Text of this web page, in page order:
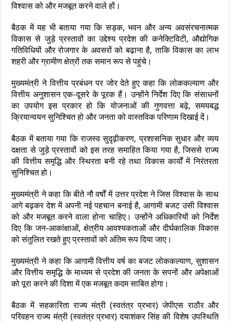
विश्वास को और मजबूत करने वाले हों।
बैठक में यह भी बताया गया कि सड़क, भवन और अन्य अवसंरचनात्मक
विकास से जुड़े प्रस्तावों का उद्देश्य प्रदेश की कनेक्टिविटी, औद्योगिक
गतिविधियों और रोजगार के अवसरों को बढ़ाना है, ताकि विकास का लाभ
शहरी और ग्रामीण क्षेत्रों तक समान रूप से पहुंचे।
मुख्यमंत्री ने वित्तीय प्रबंधन पर जोर देते हुए कहा कि लोककल्याण और
वित्तीय अनुशासन एक-दूसरे के पूरक हैं। उन्होंने निर्देश दिए कि संसाधनों
का उपयोग इस प्रकार हो कि योजनाओं की गुणवत्ता बढ़े, समयबद्ध
क्रियान्वयन सुनिश्चित हो और जनता को वास्तविक परिणाम दिखाई दें।
बैठक में बताया गया कि राजस्व सुदृढ़ीकरण, प्रशासनिक सुधार और व्यय
दक्षता से जुड़े प्रस्तावों को इस तरह समाहित किया गया है, जिससे राज्य
की वित्तीय समृद्धि और स्थिरता बनी रहे तथा विकास कार्यों में निरंतरता
सुनिश्चित हो।
मुख्यमंत्री ने कहा कि बीते नौ वर्षों में उत्तर प्रदेश ने जिस विश्वास के साथ
आगे बढ़कर देश में अपनी नई पहचान बनाई है, आगामी बजट उसी विश्वास
को और मजबूत करने वाला होना चाहिए। उन्होंने अधिकारियों को निर्देश
दिए कि जन-आकांक्षाओं, क्षेत्रीय आवश्यकताओं और दीर्घकालिक विकास
को संतुलित रखते हुए प्रस्तावों को अंतिम रूप दिया जाए।
मुख्यमंत्री ने कहा कि आगामी वित्तीय वर्ष का बजट लोककल्याण, सुशासन
और वित्तीय समृद्धि के माध्यम से प्रदेश की जनता के सपनों और अपेक्षाओं
को पूरा करने की दिशा में एक मजबूत कदम साबित होगा।
बैठक में सहकारिता राज्य मंत्री (स्वतंत्र प्रभार) जेपीएस राठौर और
परिवहन राज्य मंत्री (स्वतंत्र प्रभार) दयाशंकर सिंह की विशेष उपस्थिति